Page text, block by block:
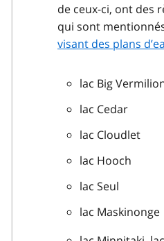
de ceux-ci, ont des
qui sont
visant des plans
lac Big
lac Cedar
lac Cloudlet
lac Hooch
lac Seul
lac Maskinonge